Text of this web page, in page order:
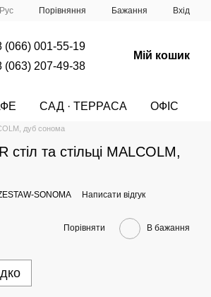
Рус Порівняння Бажання Вхід
(066) 001-55-19
(063) 207-49-38
Мій кошик
САД · ТЕРРАСА ОФІС
дуб сонома
стіл та стільці MALCOLM,
SONOMA Написати відгук
Порівняти В бажання